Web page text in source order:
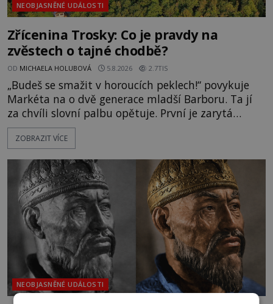
NEOBJASNĚNÉ UDÁLOSTI
Zřícenina Trosky: Co je pravdy na
zvěstech o tajné chodbě?
OD MICHAELA HOLUBOVÁ 5.8.2026 2.7TIS
„Budeš se smažit v horoucích peklech!“ povykuje
Markéta na o dvě generace mladší Barboru. Ta jí
za chvíli slovní palbu opětuje. První je zarytá
katolička, druhá přesvědčená kališnice. A každá z
nich se usídlí na jedné z věží slavného hradu
mezi vůdce protihusitského boje. Za manželku má
skutečně jistou
ZOBRAZIT VÍCE
NEOBJASNĚNÉ UDÁLOSTI